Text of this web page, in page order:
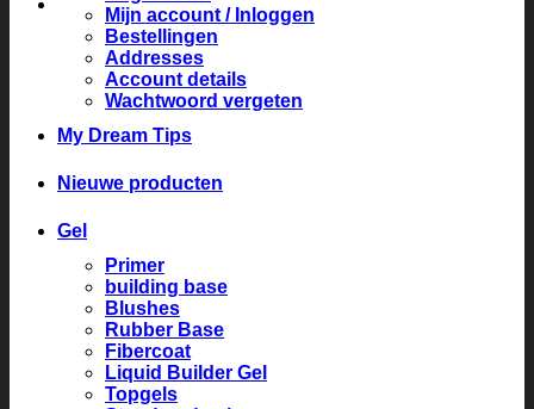
Mijn account / Inloggen
Bestellingen
Addresses
Account details
Wachtwoord vergeten
My Dream Tips
Nieuwe producten
Gel
Primer
building base
Blushes
Rubber Base
Fibercoat
Liquid Builder Gel
Topgels